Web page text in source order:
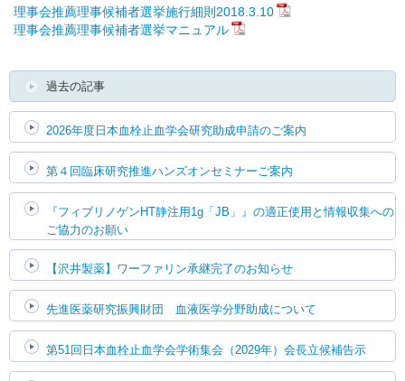
理事会推薦理事候補者選挙施行細則2018.3.10
理事会推薦理事候補者選挙マニュアル
過去の記事
2026年度日本血栓止血学会研究助成申請のご案内
第４回臨床研究推進ハンズオンセミナーご案内
『フィブリノゲンHT静注用1g「JB」』の適正使用と情報収集への
ご協力のお願い
【沢井製薬】ワーファリン承継完了のお知らせ
先進医薬研究振興財団 血液医学分野助成について
第51回日本血栓止血学会学術集会（2029年）会長立候補告示